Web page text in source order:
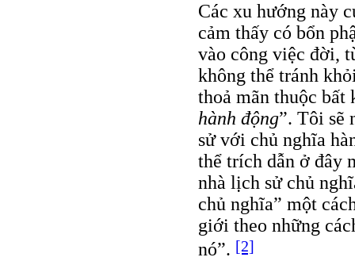
Các xu hướng này
cảm thấy có bổn
vào công việc đời,
không thể tránh
thoả mãn thuộc bất
hành động”. Tôi sẽ
sử với chủ nghĩa
thể trích dẫn ở đây
nhà lịch sử chủ
chủ nghĩa” một
giới theo những
nó”. [2]